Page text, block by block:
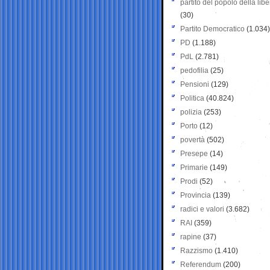
partito del popolo della
(30)
Partito Democratico (1.034)
PD (1.188)
PdL (2.781)
pedofilia (25)
Pensioni (129)
Politica (40.824)
polizia (253)
Porto (12)
povertà (502)
Presepe (14)
Primarie (149)
Prodi (52)
Provincia (139)
radici e valori (3.682)
RAI (359)
rapine (37)
Razzismo (1.410)
Referendum (200)